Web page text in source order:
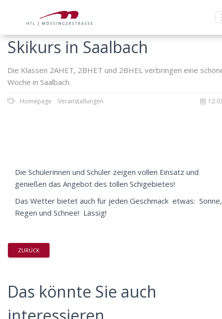
Skikurs in Saalbach
Die Klassen 2AHET, 2BHET und 2BHEL verbringen eine
Woche in Saalbach.
Homepage Veranstaltungen
Die Schülerinnen und Schüler zeigen vollen Einsatz und
genießen das Angebot des tollen Schigebietes!
Das Wetter bietet auch für jeden Geschmack etwas: Sonne,
Regen und Schnee! Lässig!
ZURÜCK
Das könnte Sie auch